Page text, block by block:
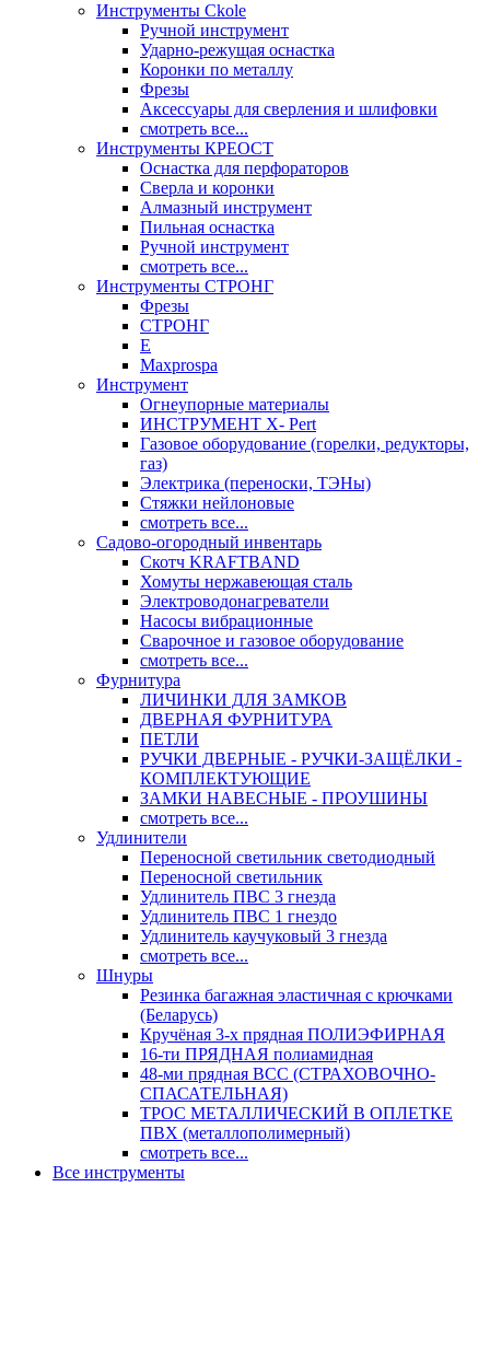
Инструменты Ckole
Ручной инструмент
Ударно‑режущая оснастка
Коронки по металлу
Фрезы
Аксессуары для сверления и шлифовки
смотреть все...
Инструменты КРЕОСТ
Оснастка для перфораторов
Сверла и коронки
Алмазный инструмент
Пильная оснастка
Ручной инструмент
смотреть все...
Инструменты СТРОНГ
Фрезы
СТРОНГ
Е
Maxprospa
Инструмент
Огнеупорные материалы
ИНСТРУМЕНТ X- Pert
Газовое оборудование (горелки, редукторы,
газ)
Электрика (переноски, ТЭНы)
Стяжки нейлоновые
смотреть все...
Садово-огородный инвентарь
Скотч KRAFTBAND
Хомуты нержавеющая сталь
Электроводонагреватели
Насосы вибрационные
Сварочное и газовое оборудование
смотреть все...
Фурнитура
ЛИЧИНКИ ДЛЯ ЗАМКОВ
ДВЕРНАЯ ФУРНИТУРА
ПЕТЛИ
РУЧКИ ДВЕРНЫЕ - РУЧКИ-ЗАЩЁЛКИ -
КОМПЛЕКТУЮЩИЕ
ЗАМКИ НАВЕСНЫЕ - ПРОУШИНЫ
смотреть все...
Удлинители
Переносной светильник светодиодный
Переносной светильник
Удлинитель ПВС 3 гнезда
Удлинитель ПВС 1 гнездо
Удлинитель каучуковый 3 гнезда
смотреть все...
Шнуры
Резинка багажная эластичная с крючками
(Беларусь)
Кручёная 3-х прядная ПОЛИЭФИРНАЯ
16-ти ПРЯДНАЯ полиамидная
48-ми прядная ВСС (СТРАХОВОЧНО-
СПАСАТЕЛЬНАЯ)
ТРОС МЕТАЛЛИЧЕСКИЙ В ОПЛЕТКЕ
ПВХ (металлополимерный)
смотреть все...
Все инструменты